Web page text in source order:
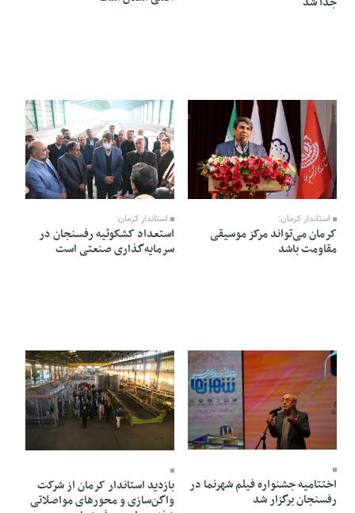
26 Dey 1403 - 14:24
استاندار کرمان:
کرمان می‌تواند مرکز موسیقی
مقاومت باشد
26 Dey 1403 - 11:40
استاندار کرمان:
استعداد کشکوئیه رفسنجان در
سرمایه‌گذاری صنعتی است
23 Dey 1403 - 11:48
اختتامیه جشنواره فیلم شهرنما در
رفسنجان برگزار شد
بازدید استاندار کرمان از شرکت
واگن‌سازی و محورهای مواصلاتی